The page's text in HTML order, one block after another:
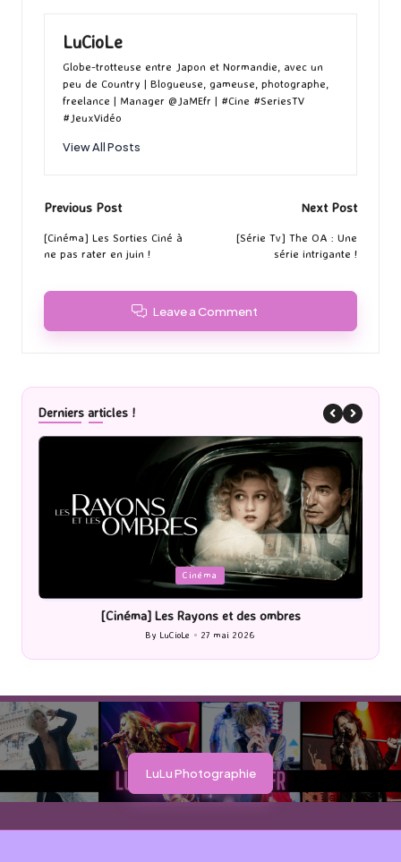
LuCioLe
Globe-trotteuse entre Japon et Normandie, avec un
peu de Country | Blogueuse, gameuse, photographe,
freelance | Manager @JaMEfr | #Cine #SeriesTV
#JeuxVidéo
View All Posts
Post
navigation
Previous Post
[Cinéma] Les Sorties Ciné à
ne pas rater en juin !
Next Post
[Série Tv] The OA : Une
série intrigante !
Leave a Comment
Derniers articles !
Cinéma
[Cinéma] Les Rayons et des ombres
Posted
by
By LuCioLe 27 mai 2026
LuLu Photographie